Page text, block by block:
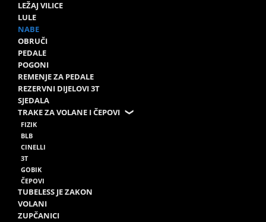
LEŽAJ VILICE
LULE
NABE
OBRUČI
PEDALE
POGONI
REMENJE ZA PEDALE
REZERVNI DIJELOVI 3T
SJEDALA
TRAKE ZA VOLANE I ČEPOVI
FIZIK
BLB
CINELLI
3T
GOBIK
ČEPOVI
TUBELESS JE ZAKON
VOLANI
ZUPČANICI